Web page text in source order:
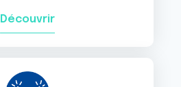
Découvrir